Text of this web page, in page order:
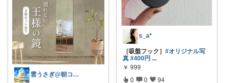
雲うさぎ@朝コレ❤良質便利時短グッズ🐰
s_a*
［吸盤フック］ #オリジナル写
真 #400円 ...
￥ 999
0 0 94